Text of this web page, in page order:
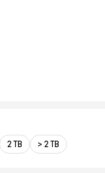
2 TB > 2 TB